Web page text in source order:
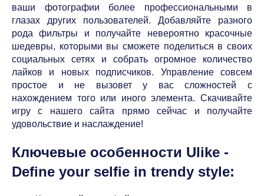
ваши фотографии более профессиональными в
глазах других пользователей. Добавляйте разного
рода фильтры и получайте невероятно красочные
шедевры, которыми вы сможете поделиться в своих
социальных сетях и собрать огромное количество
лайков и новых подписчиков. Управление совсем
простое и не вызовет у вас сложностей с
нахождением того или иного элемента. Скачивайте
игру с нашего сайта прямо сейчас и получайте
удовольствие и наслаждение!
Ключевые особенности Ulike -
Define your selfie in trendy style: